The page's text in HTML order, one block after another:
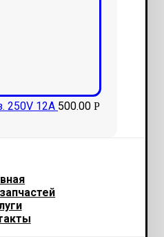
250V 12A 500.00 Р